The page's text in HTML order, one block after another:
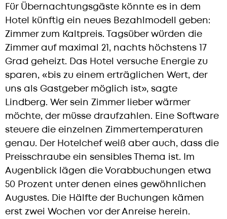
Für Übernachtungsgäste könnte es in dem
Hotel künftig ein neues Bezahlmodell geben:
Zimmer zum Kaltpreis. Tagsüber würden die
Zimmer auf maximal 21, nachts höchstens 17
Grad geheizt. Das Hotel versuche Energie zu
sparen, «bis zu einem erträglichen Wert, der
uns als Gastgeber möglich ist», sagte
Lindberg. Wer sein Zimmer lieber wärmer
möchte, der müsse draufzahlen. Eine Software
steuere die einzelnen Zimmertemperaturen
genau. Der Hotelchef weiß aber auch, dass die
Preisschraube ein sensibles Thema ist. Im
Augenblick lägen die Vorabbuchungen etwa
50 Prozent unter denen eines gewöhnlichen
Augustes. Die Hälfte der Buchungen kämen
erst zwei Wochen vor der Anreise herein.